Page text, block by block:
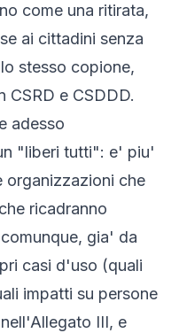
come una ritirata,
ai cittadini senza
stesso copione,
e CSDDD.
adesso
"liberi tutti": e' piu'
organizzazioni che
ricadranno
gia' da
casi d'uso (quali
impatti su persone
III, e